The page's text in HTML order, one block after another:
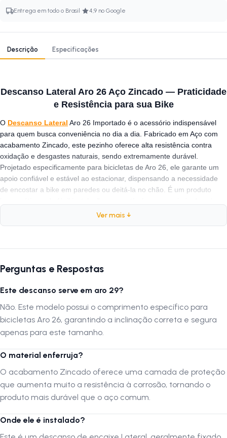
Entrega em todo o Brasil · 4,9 no Google
Descrição Especificações
Descanso Lateral Aro 26 Aço Zincado — Praticidade
e Resistência para sua Bike
O Descanso Lateral Aro 26 Importado é o acessório indispensável
para quem busca conveniência no dia a dia. Fabricado em Aço com
acabamento Zincado, este pezinho oferece alta resistência contra
oxidação e desgastes naturais, sendo extremamente durável.
Projetado especificamente para bicicletas de Aro 26, ele garante um
apoio confiável e estável ao estacionar, dispensando a necessidade
de encostar a bike em paredes ou deitá-la no chão. É um produto
Marca:
Importado
Compatibilidade:
Aro 26
Material:Aço
Acabamento:
Zincado
Peso:
147 gramas
Tipo de Encaixe: Lateral (Eixo Traseiro)
Este Descanso Lateral é uma solução realista e econômica para
proteger sua bicicleta. A construção em Aço Zincado assegura que o
produto seja durável e suporte as condições climáticas sem enferrujar
rapidamente. Com apenas 147g, ele é muito leve e não interfere no
Ver mais ↓
Perguntas e Respostas
Este descanso serve em aro 29?
Não. Este modelo possui o comprimento específico para
bicicletas Aro 26, garantindo a inclinação correta e segura
apenas para este tamanho.
O material enferruja?
O acabamento Zincado oferece uma camada de proteção
que aumenta muito a resistência à corrosão, tornando o
produto mais durável que o aço comum.
Onde ele é instalado?